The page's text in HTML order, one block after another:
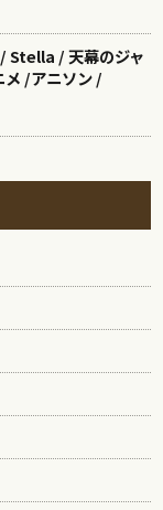
Stella / 天幕のジャ
メ /アニソン /